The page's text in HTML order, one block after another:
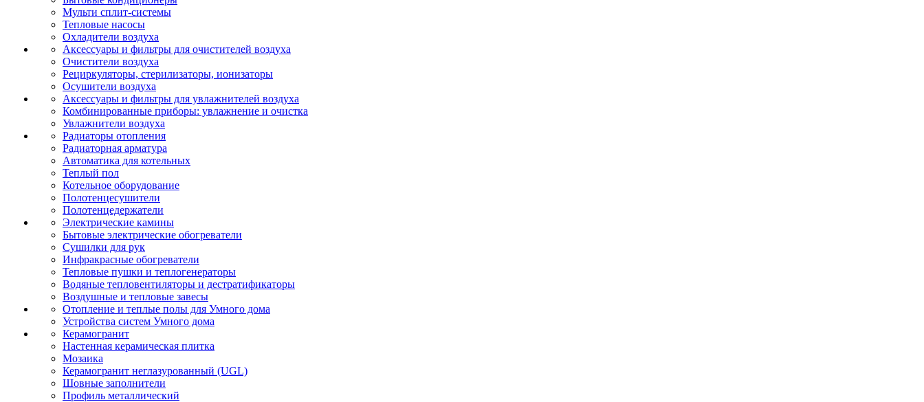
Мульти сплит-системы
Тепловые насосы
Охладители воздуха
Аксессуары и фильтры для очистителей воздуха
Очистители воздуха
Рециркуляторы, стерилизаторы, ионизаторы
Осушители воздуха
Аксессуары и фильтры для увлажнителей воздуха
Комбинированные приборы: увлажнение и очистка
Увлажнители воздуха
Радиаторы отопления
Радиаторная арматура
Автоматика для котельных
Теплый пол
Котельное оборудование
Полотенцесушители
Полотенцедержатели
Электрические камины
Бытовые электрические обогреватели
Сушилки для рук
Инфракрасные обогреватели
Тепловые пушки и теплогенераторы
Водяные тепловентиляторы и дестратификаторы
Воздушные и тепловые завесы
Отопление и теплые полы для Умного дома
Устройства систем Умного дома
Керамогранит
Настенная керамическая плитка
Мозаика
Керамогранит неглазурованный (UGL)
Шовные заполнители
Профиль металлический